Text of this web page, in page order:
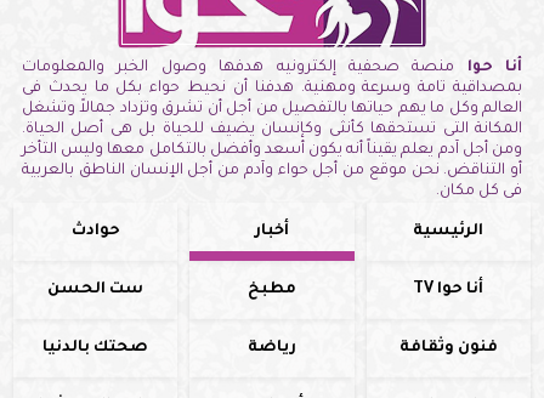
أنا حوا منصة صحفية إلكترونيه هدفها وصول الخبر والمعلومات
بمصداقية تامة وسرعة ومهنية. هدفنا أن نحيط حواء بكل ما يحدث فى
العالم وكل ما يهم حياتها بالتفصيل من أجل أن تشرق وتزداد جمالاً وتشغل
المكانة التى تستحقها كأنثى وكإنسان يضيف للحياة بل هى أصل الحياة.
ومن أجل آدم يعلم يقيناً أنه يكون أسعد وأفضل بالتكامل معها وليس التأخر
أو التناقض. نحن موقع من أجل حواء وآدم من أجل الإنسان الناطق بالعربية
فى كل مكان.
الرئيسية أخبار حوادث
أنا حوا TV مطبخ ست الحسن
فنون وثقافة رياضة صحتك بالدنيا